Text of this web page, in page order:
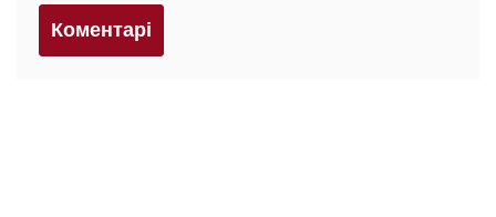
Коментарi